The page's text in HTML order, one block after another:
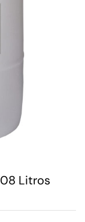
Litros